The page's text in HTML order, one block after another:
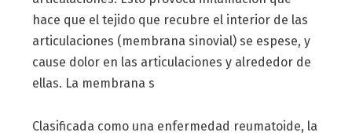
hace que el tejido que recubre el interior de las
articulaciones (membrana sinovial) se espese, y
cause dolor en las articulaciones y alrededor de
ellas. La membrana s
Clasificada como una enfermedad reumatoide, la